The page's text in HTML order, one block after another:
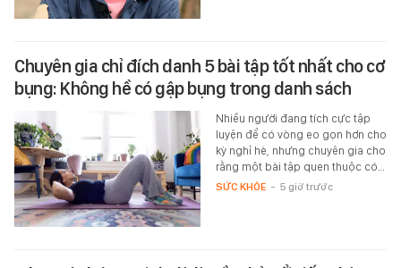
Chuyên gia chỉ đích danh 5 bài tập tốt nhất cho cơ
bụng: Không hề có gập bụng trong danh sách
Nhiều người đang tích cực tập
luyện để có vòng eo gọn hơn cho
kỳ nghỉ hè, nhưng chuyên gia cho
rằng một bài tập quen thuộc có…
SỨC KHỎE - 5 giờ trước